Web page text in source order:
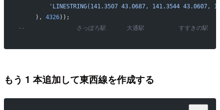
'LINESTRING(141.3507 43.0687, 141.3544 43.0607,
     ),
4326));
--               さっぽろ駅      大通駅          すすきの駅
もう 1 本追加して東西線を作成する